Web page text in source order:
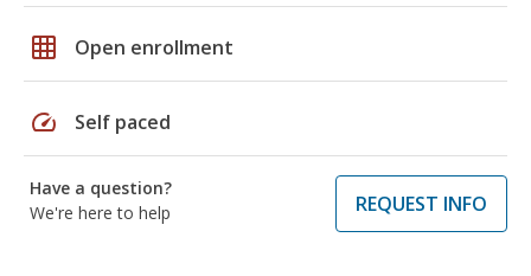
grid_on Open enrollment
speed Self paced
Have a question?
We're here to help
REQUEST INFO